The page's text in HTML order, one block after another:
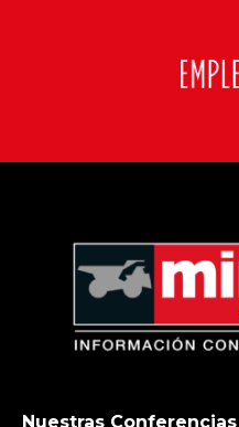
Nuestras Conferencias